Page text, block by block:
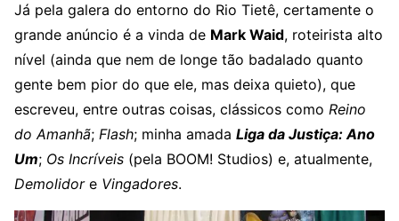
Já pela galera do entorno do Rio Tietê, certamente o
grande anúncio é a vinda de Mark Waid, roteirista alto
nível (ainda que nem de longe tão badalado quanto
gente bem pior do que ele, mas deixa quieto), que
escreveu, entre outras coisas, clássicos como Reino
do Amanhã; Flash; minha amada Liga da Justiça: Ano
Um; Os Incríveis (pela BOOM! Studios) e, atualmente,
Demolidor e Vingadores.